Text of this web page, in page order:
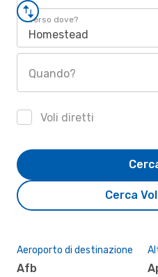
Verso dove?
Homestead
Quando?
Voli diretti
Cerca
Aeroporto di destinazione
Afb